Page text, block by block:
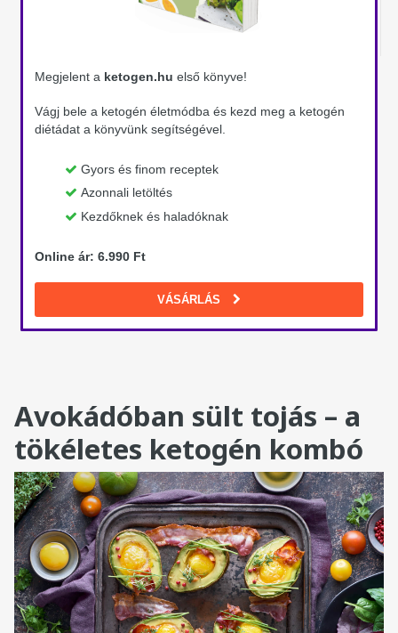
Megjelent a ketogen.hu első könyve!
Vágj bele a ketogén életmódba és kezd meg a ketogén
diétádat a könyvünk segítségével.
Gyors és finom receptek
Azonnali letöltés
Kezdőknek és haladóknak
Online ár: 6.990 Ft
VÁSÁRLÁS
Avokádóban sült tojás – a
tökéletes ketogén kombó